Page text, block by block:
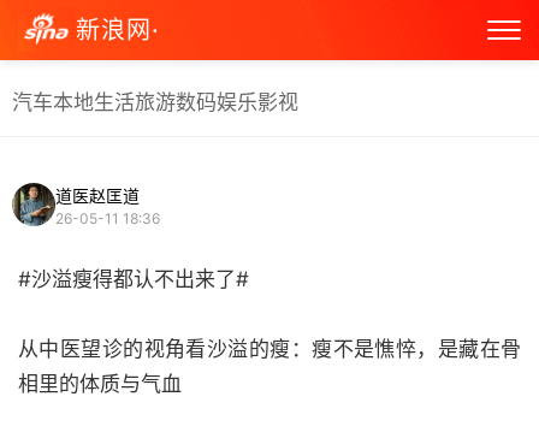
新浪网·
汽车本地生活旅游数码娱乐影视
道医赵匡道
26-05-11 18:36
#沙溢瘦得都认不出来了#
从中医望诊的视角看沙溢的瘦：瘦不是憔悴，是藏在骨
相里的体质与气血